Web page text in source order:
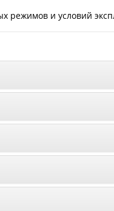
режимов и условий